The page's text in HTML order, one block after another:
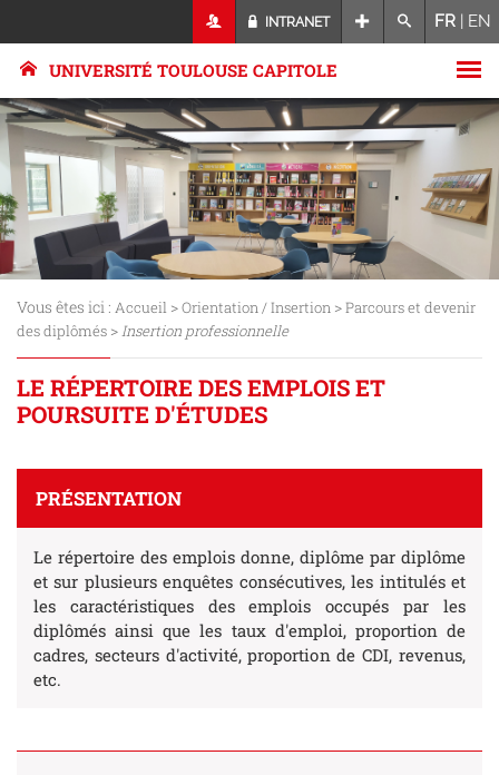
INTRANET FR | EN
UNIVERSITÉ TOULOUSE CAPITOLE
Vous êtes ici : Accueil >Orientation / Insertion >Parcours et devenir
des diplômés >Insertion professionnelle
LE RÉPERTOIRE DES EMPLOIS ET
POURSUITE D'ÉTUDES
PRÉSENTATION
Le répertoire des emplois donne, diplôme par diplôme
et sur plusieurs enquêtes consécutives, les intitulés et
les caractéristiques des emplois occupés par les
diplômés ainsi que les taux d'emploi, proportion de
cadres, secteurs d'activité, proportion de CDI, revenus,
etc.